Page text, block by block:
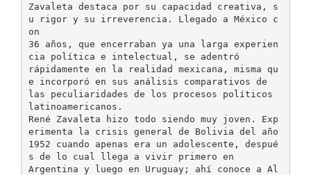
Zavaleta destaca por su capacidad creativa, s
u rigor y su irreverencia. Llegado a México c
on
36 años, que encerraban ya una larga experien
cia política e intelectual, se adentró
rápidamente en la realidad mexicana, misma qu
e incorporó en sus análisis comparativos de
las peculiaridades de los procesos políticos
latinoamericanos.
René Zavaleta hizo todo siendo muy joven. Exp
erimenta la crisis general de Bolivia del año
1952 cuando apenas era un adolescente, despué
s de lo cual llega a vivir primero en
Argentina y luego en Uruguay; ahí conoce a Al